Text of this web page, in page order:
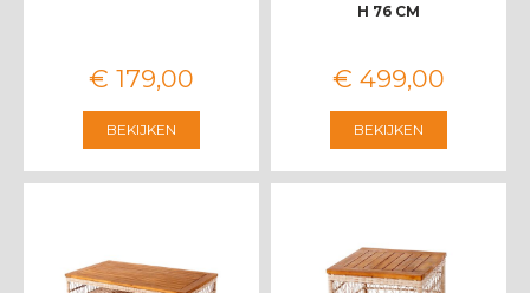
€ 179,00
BEKIJKEN
H 76 CM
€ 499,00
BEKIJKEN